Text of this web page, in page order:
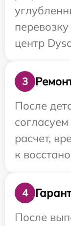
центр
3
После
расчет,
к
4
После